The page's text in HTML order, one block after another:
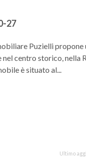
27
Puzielli propone
nel centro storico, nella
è situato al...
Ultimo